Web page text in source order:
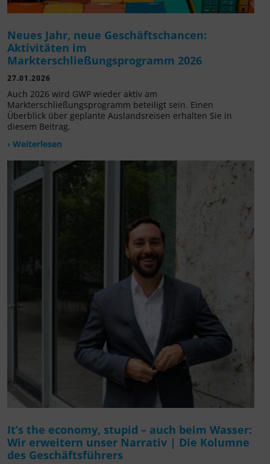
Neues Jahr, neue Geschäftschancen:
Aktivitäten im
Markterschließungsprogramm 2026
27.01.2026
Auch 2026 wird GWP wieder aktiv am
Markterschließungsprogramm beteiligt sein. Einen
Überblick über geplante Auslandsreisen erhalten Sie in
diesem Beitrag.
› Weiterlesen
It’s the economy, stupid – auch beim Wasser:
Wir erweitern unser Narrativ | Die Kolumne
des Geschäftsführers